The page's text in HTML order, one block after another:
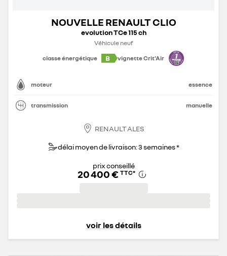
NOUVELLE RENAULT CLIO
evolution TCe 115 ch
Véhicule neuf
classe énergétique
B vignette Crit'Air
moteur essence
transmission manuelle
RENAULT ALES
délai moyen de livraison: 3 semaines *
prix conseillé
20 400 € TTC*
voir les détails